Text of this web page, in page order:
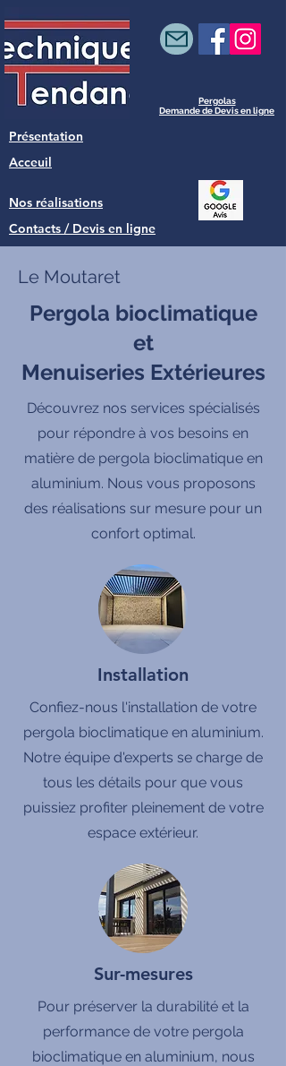
Demande de Devis en ligne
Pergolas
Présentation
Nos réalisations
Contacts / Devis en ligne
Acceuil
Le Moutaret
Pergola bioclimatique
et
Menuiseries Extérieures
Découvrez nos services spécialisés
pour répondre à vos besoins en
matière de pergola bioclimatique en
aluminium. Nous vous proposons
des réalisations sur mesure pour un
confort optimal.
Installation
Confiez-nous l'installation de votre
pergola bioclimatique en aluminium.
Notre équipe d'experts se charge de
tous les détails pour que vous
puissiez profiter pleinement de votre
espace extérieur.
Sur-mesures
Pour préserver la durabilité et la
performance de votre pergola
bioclimatique en aluminium, nous